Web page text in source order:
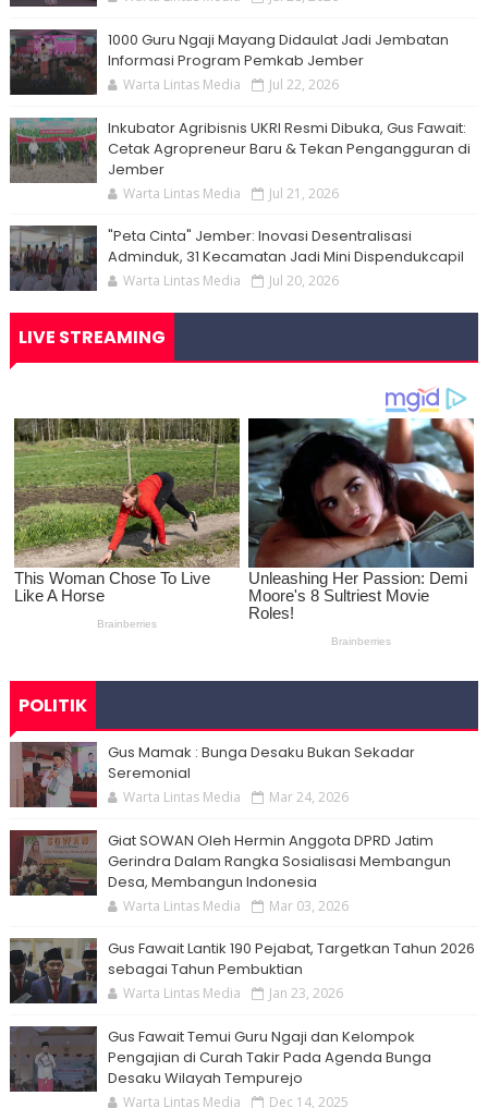
1000 Guru Ngaji Mayang Didaulat Jadi Jembatan
Informasi Program Pemkab Jember
Warta Lintas Media Jul 22, 2026
Inkubator Agribisnis UKRI Resmi Dibuka, Gus Fawait:
Cetak Agropreneur Baru & Tekan Pengangguran di
Jember
Warta Lintas Media Jul 21, 2026
"Peta Cinta" Jember: Inovasi Desentralisasi
Adminduk, 31 Kecamatan Jadi Mini Dispendukcapil
Warta Lintas Media Jul 20, 2026
LIVE STREAMING
POLITIK
Gus Mamak : Bunga Desaku Bukan Sekadar
Seremonial
Warta Lintas Media Mar 24, 2026
Giat SOWAN Oleh Hermin Anggota DPRD Jatim
Gerindra Dalam Rangka Sosialisasi Membangun
Desa, Membangun Indonesia
Warta Lintas Media Mar 03, 2026
Gus Fawait Lantik 190 Pejabat, Targetkan Tahun 2026
sebagai Tahun Pembuktian
Warta Lintas Media Jan 23, 2026
Gus Fawait Temui Guru Ngaji dan Kelompok
Pengajian di Curah Takir Pada Agenda Bunga
Desaku Wilayah Tempurejo
Warta Lintas Media Dec 14, 2025